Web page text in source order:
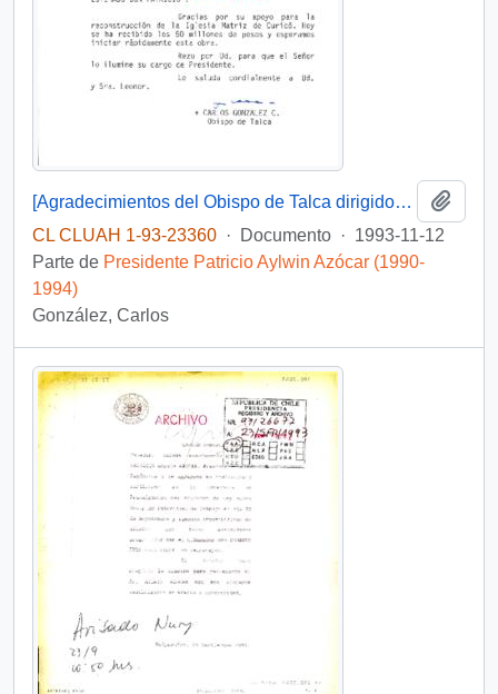
[Agradecimientos del Obispo de Talca dirigidos al Presidente Patricio Aylwin por el apoyo en la reconstrucción de la Iglesia Matriz de Curicó]
CL CLUAH 1-93-23360 · Documento · 1993-11-12
Parte de Presidente Patricio Aylwin Azócar (1990-
1994)
González, Carlos